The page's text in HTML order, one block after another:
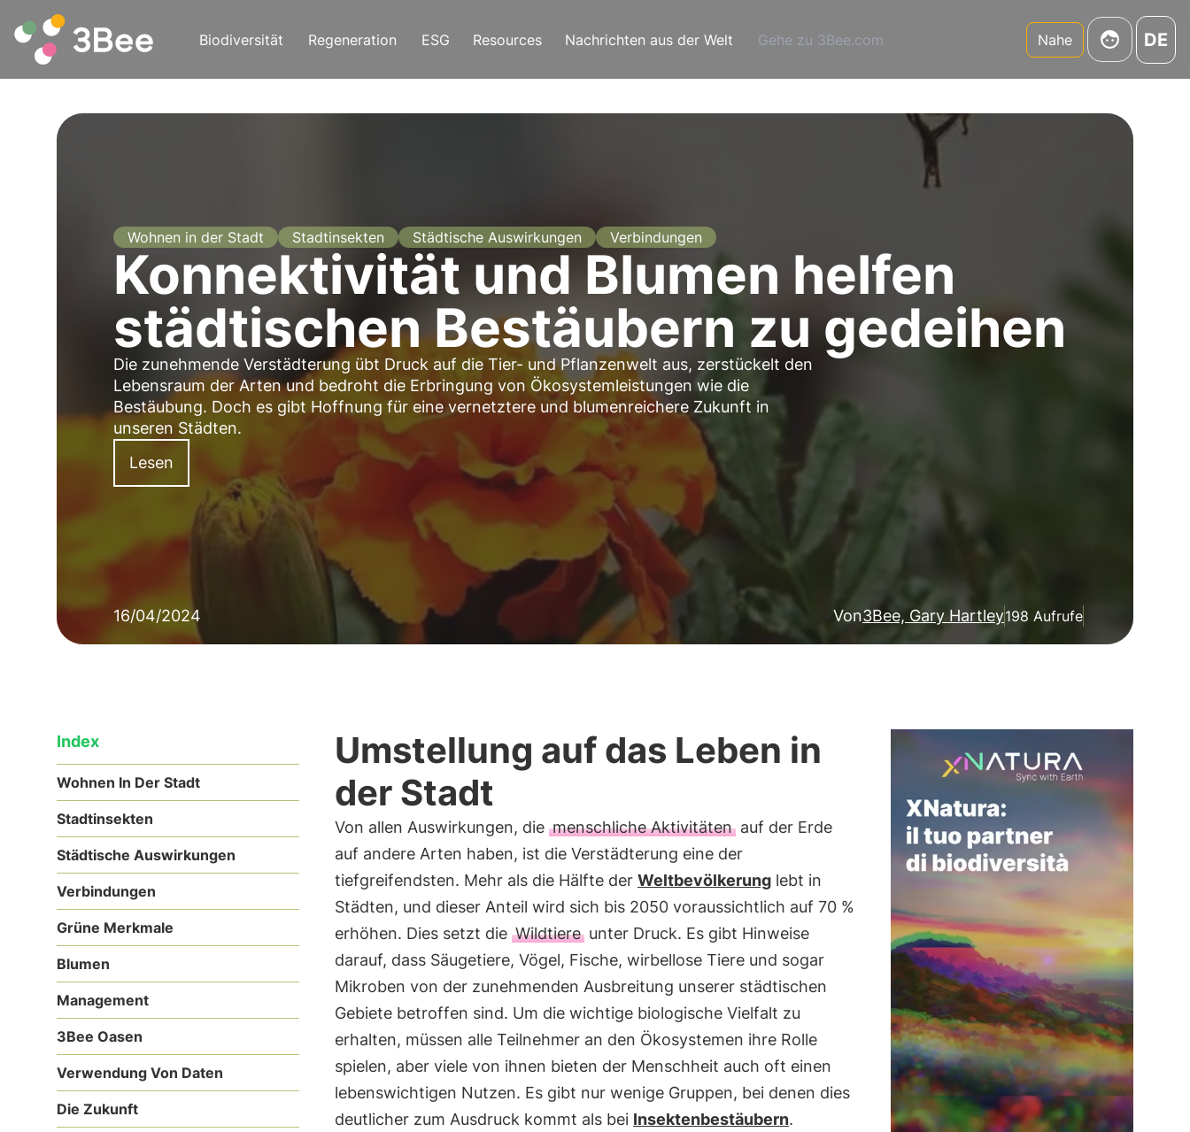
Biodiversität Regeneration ESG Resources Nachrichten aus der Welt Gehe zu 3Bee.com Nahe DE
Wohnen in der Stadt Stadtinsekten Städtische Auswirkungen Verbindungen
Konnektivität und Blumen helfen
städtischen Bestäubern zu gedeihen
Die zunehmende Verstädterung übt Druck auf die Tier- und Pflanzenwelt aus, zerstückelt den
Lebensraum der Arten und bedroht die Erbringung von Ökosystemleistungen wie die
Bestäubung. Doch es gibt Hoffnung für eine vernetztere und blumenreichere Zukunft in
unseren Städten.
Lesen
16/04/2024 Von3Bee, Gary Hartley198 Aufrufe
Index
Wohnen In Der Stadt
Stadtinsekten
Städtische Auswirkungen
Verbindungen
Grüne Merkmale
Blumen
Management
3Bee Oasen
Verwendung Von Daten
Die Zukunft
Umstellung auf das Leben in
der Stadt
Von allen Auswirkungen, die menschliche Aktivitätenauf der Erde
auf andere Arten haben, ist die Verstädterung eine der
tiefgreifendsten. Mehr als die Hälfte der Weltbevölkerunglebt in
Städten, und dieser Anteil wird sich bis 2050 voraussichtlich auf 70 %
erhöhen. Dies setzt die Wildtiereunter Druck. Es gibt Hinweise
darauf, dass Säugetiere, Vögel, Fische, wirbellose Tiere und sogar
Mikroben von der zunehmenden Ausbreitung unserer städtischen
Gebiete betroffen sind. Um die wichtige biologische Vielfalt zu
erhalten, müssen alle Teilnehmer an den Ökosystemen ihre Rolle
spielen, aber viele von ihnen bieten der Menschheit auch oft einen
lebenswichtigen Nutzen. Es gibt nur wenige Gruppen, bei denen dies
deutlicher zum Ausdruck kommt als bei Insektenbestäubern.